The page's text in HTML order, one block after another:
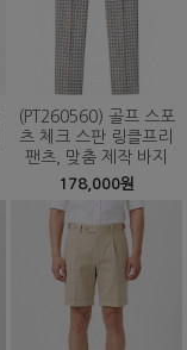
(PT260560) 골프 스포
츠 체크 스판 링클프리
팬츠, 맞춤 제작 바지
178,000원